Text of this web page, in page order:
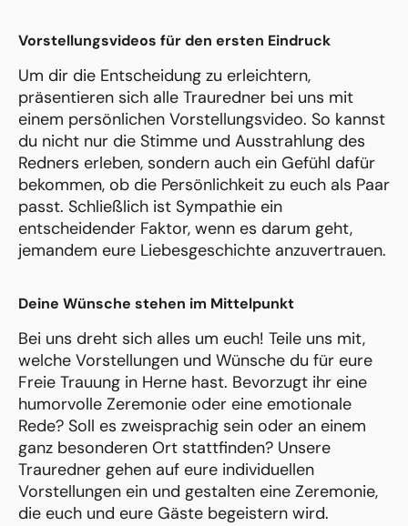
Vorstellungsvideos für den ersten Eindruck
Um dir die Entscheidung zu erleichtern,
präsentieren sich alle Trauredner bei uns mit
einem persönlichen Vorstellungsvideo. So kannst
du nicht nur die Stimme und Ausstrahlung des
Redners erleben, sondern auch ein Gefühl dafür
bekommen, ob die Persönlichkeit zu euch als Paar
passt. Schließlich ist Sympathie ein
entscheidender Faktor, wenn es darum geht,
jemandem eure Liebesgeschichte anzuvertrauen.
Deine Wünsche stehen im Mittelpunkt
Bei uns dreht sich alles um euch! Teile uns mit,
welche Vorstellungen und Wünsche du für eure
Freie Trauung in Herne hast. Bevorzugt ihr eine
humorvolle Zeremonie oder eine emotionale
Rede? Soll es zweisprachig sein oder an einem
ganz besonderen Ort stattfinden? Unsere
Trauredner gehen auf eure individuellen
Vorstellungen ein und gestalten eine Zeremonie,
die euch und eure Gäste begeistern wird.